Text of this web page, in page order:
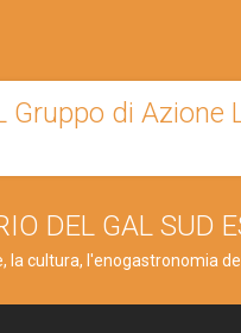
DEL GAL SUD
la cultura, l'enogastronomia dei